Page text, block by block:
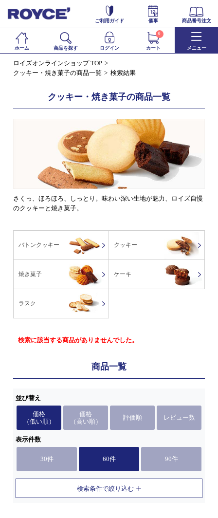
ご利用ガイド 催事 商品番号注文
ホーム 商品を探す ログイン カート
0
メニュー
ロイズオンラインショップ TOP
クッキー・焼き菓子の商品一覧
検索結果
クッキー・焼き菓子の商品一覧
さくっ、ほろほろ、しっとり。味わい深い生地が魅力、ロイズ自慢
のクッキーと焼き菓子。
バトンクッキー クッキー
焼き菓子 ケーキ
ラスク
検索に該当する商品がありませんでした。
商品一覧
並び替え
価格
（低い順）
価格
（高い順）
評価順 レビュー数
表示件数
30件 60件 90件
検索条件で絞り込む